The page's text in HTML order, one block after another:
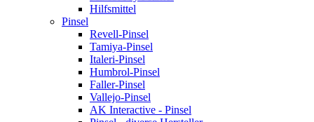
Hilfsmittel
Pinsel
Revell-Pinsel
Tamiya-Pinsel
Italeri-Pinsel
Humbrol-Pinsel
Faller-Pinsel
Vallejo-Pinsel
AK Interactive - Pinsel